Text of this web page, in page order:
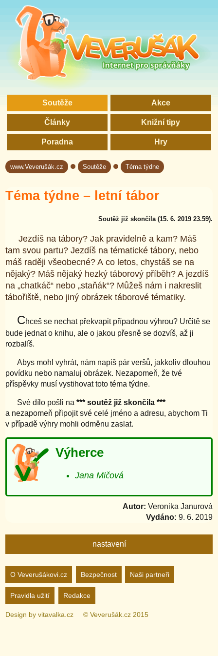
Soutěže Akce
Články Knižní tipy
Poradna Hry
www.Veverušák.cz→ Soutěže→ Téma týdne
Téma týdne – letní tábor
Soutěž již skončila (15. 6. 2019 23.59).
Jezdíš na tábory? Jak pravidelně a kam? Máš
tam svou partu? Jezdíš na tématické tábory, nebo
máš raději všeobecné? A co letos, chystáš se na
nějaký? Máš nějaký hezký táborový příběh? A jezdíš
na „chatkáč“ nebo „staňák“? Můžeš nám i nakreslit
tábořiště, nebo jiný obrázek táborové tématiky.
Chceš se nechat překvapit případnou výhrou? Určitě se
bude jednat o knihu, ale o jakou přesně se dozvíš, až ji
rozbalíš.
Abys mohl vyhrát, nám napiš pár veršů, jakkoliv dlouhou
povídku nebo namaluj obrázek. Nezapomeň, že tvé
příspěvky musí vystihovat toto téma týdne.
Své dílo pošli na*** soutěž již skončila ***
a nezapomeň připojit své celé jméno a adresu, abychom Ti
v případě výhry mohli odměnu zaslat.
Výherce
Jana Mičová
Autor: Veronika Janurová
Vydáno: 9. 6. 2019
nastavení
Nastavení webu
Animované
O Veverušákovi.cz Bezpečnost Naši partneři
Pravidla užití Redakce
Design byvitavalka.cz © Veverušák.cz 2015